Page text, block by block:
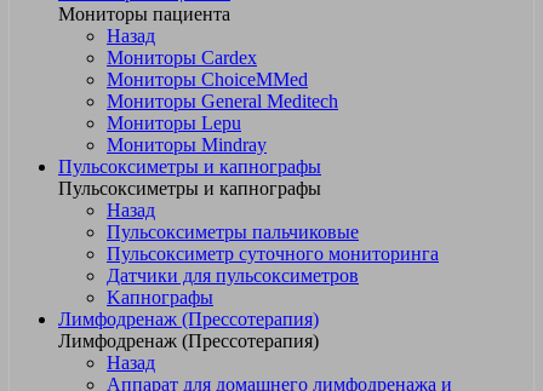
Мониторы пациента
Назад
Мониторы Cardex
Мониторы ChoiceMMed
Мониторы General Meditech
Мониторы Lepu
Мониторы Mindray
Пульсоксиметры и капнографы
Пульсоксиметры и капнографы
Назад
Пульсоксиметры пальчиковые
Пульсоксиметр суточного мониторинга
Датчики для пульсоксиметров
Kапнографы
Лимфодренаж (Прессотерапия)
Лимфодренаж (Прессотерапия)
Назад
Аппарат для домашнего лимфодренажа и